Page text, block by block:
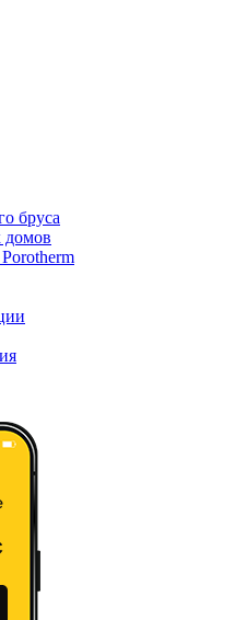
бруса
домов